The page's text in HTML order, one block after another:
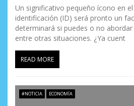
Un significativo pequeño ícono en
identificación (ID) será pronto un
determinará si puedes o no
entre otras situaciones. ¿Ya cuent
READ MORE
#NOTICIA ECONOMÍA